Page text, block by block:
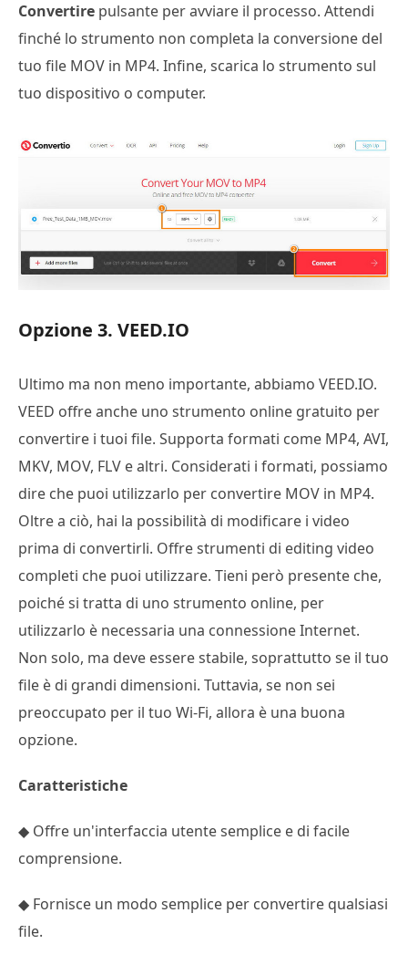
4
Convertire pulsante per avviare il processo. Attendi
finché lo strumento non completa la conversione del
tuo file MOV in MP4. Infine, scarica lo strumento sul
tuo dispositivo o computer.
Opzione 3. VEED.IO
Ultimo ma non meno importante, abbiamo VEED.IO.
VEED offre anche uno strumento online gratuito per
convertire i tuoi file. Supporta formati come MP4, AVI,
MKV, MOV, FLV e altri. Considerati i formati, possiamo
dire che puoi utilizzarlo per convertire MOV in MP4.
Oltre a ciò, hai la possibilità di modificare i video
prima di convertirli. Offre strumenti di editing video
completi che puoi utilizzare. Tieni però presente che,
poiché si tratta di uno strumento online, per
utilizzarlo è necessaria una connessione Internet.
Non solo, ma deve essere stabile, soprattutto se il tuo
file è di grandi dimensioni. Tuttavia, se non sei
preoccupato per il tuo Wi-Fi, allora è una buona
opzione.
Caratteristiche
◆ Offre un'interfaccia utente semplice e di facile
comprensione.
◆ Fornisce un modo semplice per convertire qualsiasi
file.